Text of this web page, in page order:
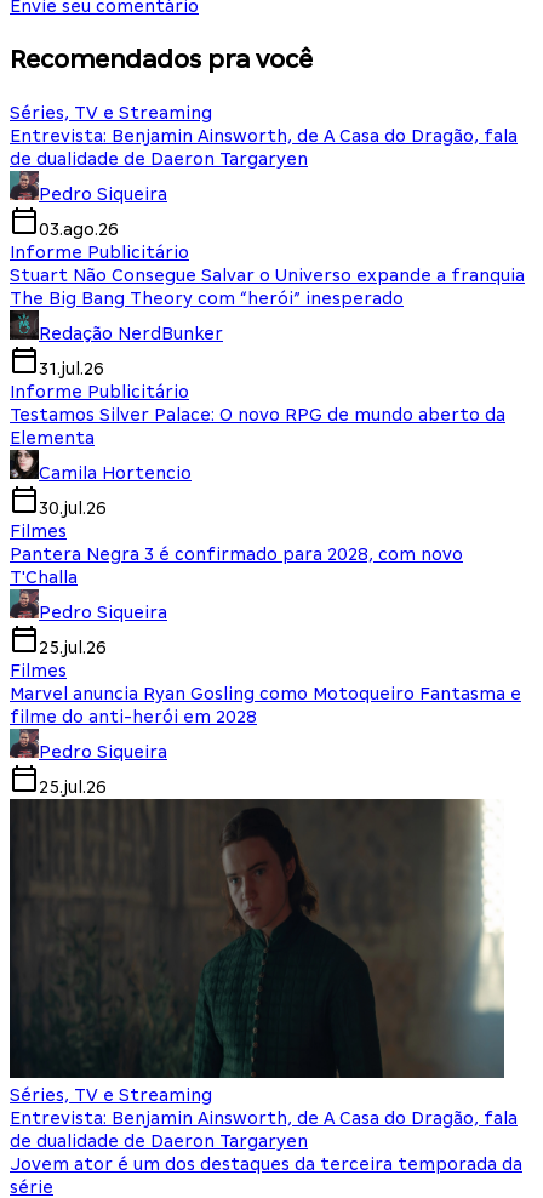
Envie seu comentário
Recomendados pra você
Séries, TV e Streaming
Entrevista: Benjamin Ainsworth, de A Casa do Dragão, fala
de dualidade de Daeron Targaryen
Pedro Siqueira
03.ago.26
Informe Publicitário
Stuart Não Consegue Salvar o Universo expande a franquia
The Big Bang Theory com “herói” inesperado
Redação NerdBunker
31.jul.26
Informe Publicitário
Testamos Silver Palace: O novo RPG de mundo aberto da
Elementa
Camila Hortencio
30.jul.26
Filmes
Pantera Negra 3 é confirmado para 2028, com novo
T'Challa
Pedro Siqueira
25.jul.26
Filmes
Marvel anuncia Ryan Gosling como Motoqueiro Fantasma e
filme do anti-herói em 2028
Pedro Siqueira
25.jul.26
Séries, TV e Streaming
Entrevista: Benjamin Ainsworth, de A Casa do Dragão, fala
de dualidade de Daeron Targaryen
Jovem ator é um dos destaques da terceira temporada da
série